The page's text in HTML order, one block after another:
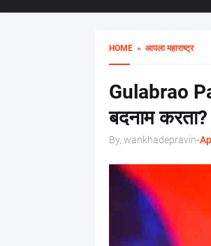
HOME» आपला महाराष्ट्र
Gulabrao
बदनाम करता?
By, wankhadepravin-